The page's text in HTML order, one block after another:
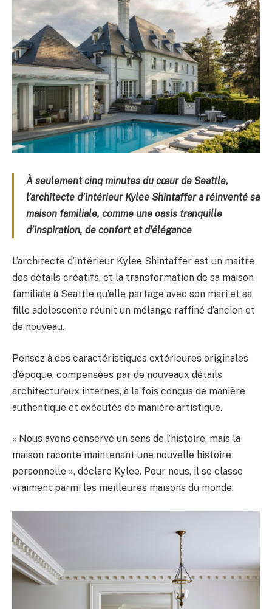
À seulement cinq minutes du cœur de Seattle,
l’architecte d’intérieur Kylee Shintaffer a réinventé sa
maison familiale, comme une oasis tranquille
d’inspiration, de confort et d’élégance
L’architecte d’intérieur Kylee Shintaffer est un maître
des détails créatifs, et la transformation de sa maison
familiale à Seattle qu’elle partage avec son mari et sa
fille adolescente réunit un mélange raffiné d’ancien et
de nouveau.
Pensez à des caractéristiques extérieures originales
d’époque, compensées par de nouveaux détails
architecturaux internes, à la fois conçus de manière
authentique et exécutés de manière artistique.
« Nous avons conservé un sens de l’histoire, mais la
maison raconte maintenant une nouvelle histoire
personnelle », déclare Kylee. Pour nous, il se classe
vraiment parmi les meilleures maisons du monde.